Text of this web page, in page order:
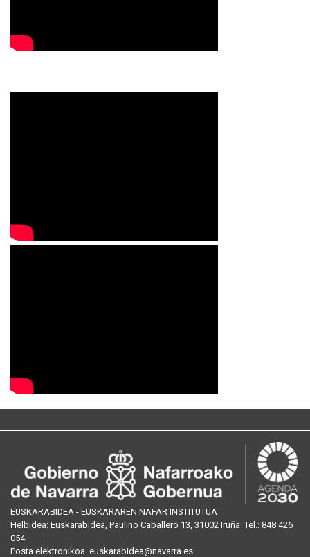
EUSKARABIDEA - EUSKARAREN NAFAR INSTITUTUA
Helbidea: Euskarabidea, Paulino Caballero 13, 31002 Iruña . Tel.: 848 426
054
Posta elektronikoa: euskarabidea@navarra.es